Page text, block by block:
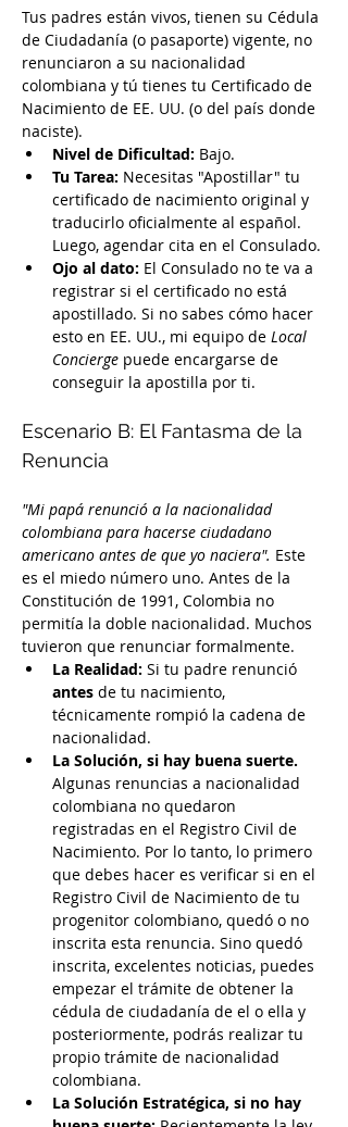
Tus padres están vivos, tienen su Cédula
de Ciudadanía (o pasaporte) vigente, no
renunciaron a su nacionalidad
colombiana y tú tienes tu Certificado de
Nacimiento de EE. UU. (o del país donde
naciste).
Nivel de Dificultad: Bajo.
Tu Tarea: Necesitas "Apostillar" tu
certificado de nacimiento original y
traducirlo oficialmente al español.
Luego, agendar cita en el Consulado.
Ojo al dato: El Consulado no te va a
registrar si el certificado no está
apostillado. Si no sabes cómo hacer
esto en EE. UU., mi equipo de Local
Concierge puede encargarse de
conseguir la apostilla por ti.
Escenario B: El Fantasma de la
Renuncia
"Mi papá renunció a la nacionalidad
colombiana para hacerse ciudadano
americano antes de que yo naciera". Este
es el miedo número uno. Antes de la
Constitución de 1991, Colombia no
permitía la doble nacionalidad. Muchos
tuvieron que renunciar formalmente.
La Realidad: Si tu padre renunció
antes de tu nacimiento,
técnicamente rompió la cadena de
nacionalidad.
La Solución, si hay buena suerte.
Algunas renuncias a nacionalidad
colombiana no quedaron
registradas en el Registro Civil de
Nacimiento. Por lo tanto, lo primero
que debes hacer es verificar si en el
Registro Civil de Nacimiento de tu
progenitor colombiano, quedó o no
inscrita esta renuncia. Sino quedó
inscrita, excelentes noticias, puedes
empezar el trámite de obtener la
cédula de ciudadanía de el o ella y
posteriormente, podrás realizar tu
propio trámite de nacionalidad
colombiana.
La Solución Estratégica, si no hay